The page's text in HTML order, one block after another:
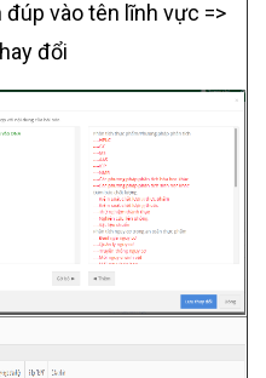
vào tên lĩnh vực =>
đổi